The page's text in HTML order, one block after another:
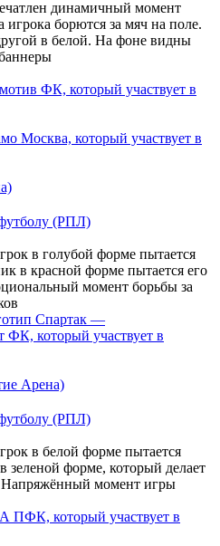
(РПЛ)
—
Арена)
(РПЛ)